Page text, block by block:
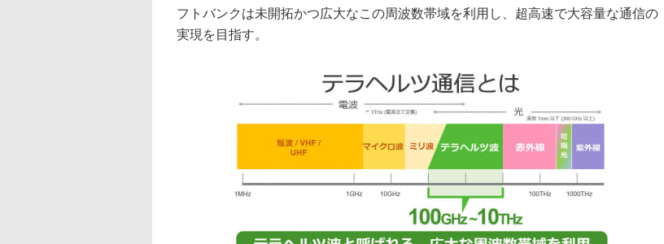
フトバンクは未開拓かつ広大なこの周波数帯域を利用し、超高速で大容量な通信の
実現を目指す。